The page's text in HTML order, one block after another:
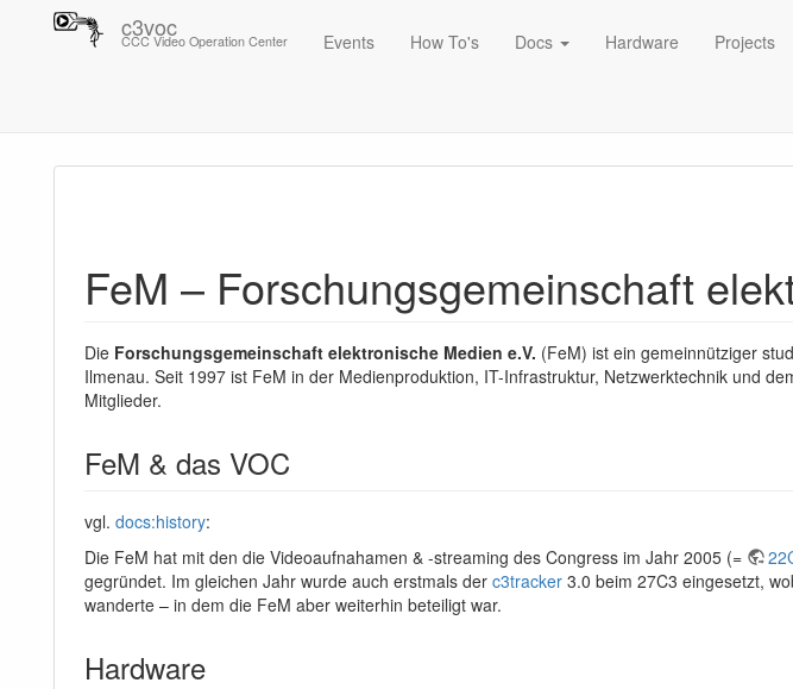
c3voc
CCC Video Operation Center Events How To's Docs Hardware Projects
FeM – Forschungsgemeinschaft
Die Forschungsgemeinschaft elektronische Medien e.V. (FeM) ist ein gemeinnütziger
Ilmenau. Seit 1997 ist FeM in der Medienproduktion, IT-Infrastruktur, Netzwerktechnik und
Mitglieder.
FeM & das VOC
vgl. docs:history:
Die FeM hat mit den die Videoaufnahamen & -streaming des Congress im Jahr 2005 (=
gegründet. Im gleichen Jahr wurde auch erstmals der c3tracker 3.0 beim 27C3 eingesetzt,
wanderte – in dem die FeM aber weiterhin beteiligt war.
Hardware